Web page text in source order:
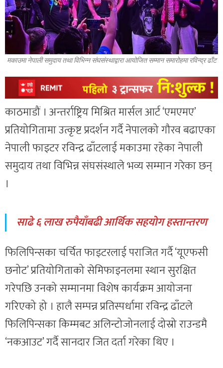
मकाउमा नेपाली समुदाय तथा विभिन्न संघसंस्थाद्वारा आयोजित सम्मान समारोहमा रविन्द्र ढाँट
काठमाडौं । अन्तर्राष्ट्रिय मिश्रित मार्सल आर्ट ‘एमएमए’
प्रतियोगितामा उत्कृष्ट प्रदर्शन गर्दै नेपालको गौरव बढाएका
नेपाली फाइटर रविन्द्र ढाँटलाई मकाउमा रहेका नेपाली
समुदाय तथा विभिन्न संघसंस्थाले भव्य सम्मान गरेका छन्
।
साढे ६ लाख रुपैयाँबढी आर्थिक सहयोग हस्तान्तरण
फिलिपिन्सका चर्चित फाइटरलाई पराजित गर्दै ‘यूएफसी
छनोट’ प्रतियोगिताको सेमिफाइनलमा स्थान सुरक्षित
गरेपछि उनको सम्मानमा विशेष कार्यक्रम आयोजना
गरिएको हो । हालै सम्पन्न प्रतिस्पर्धामा रविन्द्र ढाँटले
फिलिपिन्सका किम्मबट अलिन्टोजोनलाई दोस्रो राउन्डमै
‘नकआउट’ गर्दै सानदार जित दर्ता गरेका थिए ।